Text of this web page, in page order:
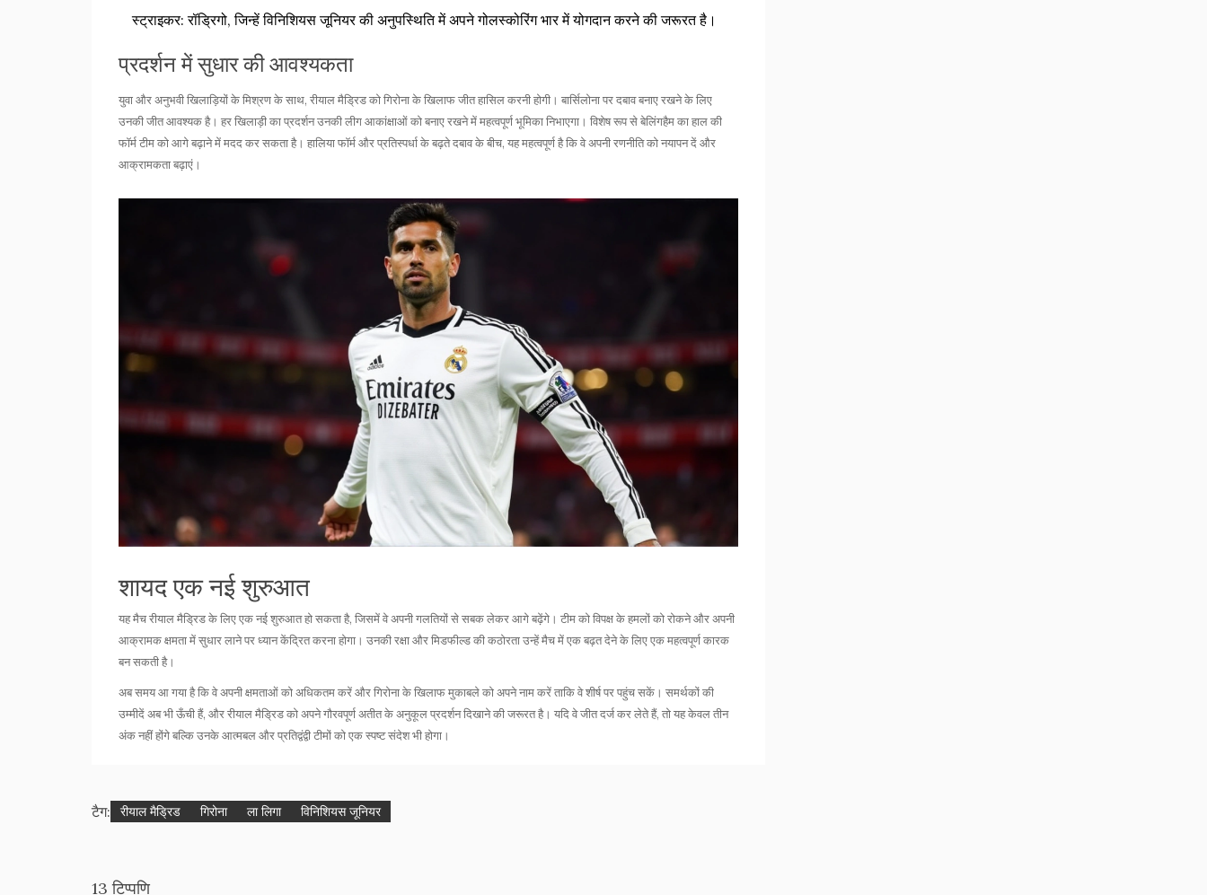
स्ट्राइकर: रॉड्रिगो, जिन्हें विनिशियस जूनियर की अनुपस्थिति में अपने गोलस्कोरिंग भार में योगदान करने की जरूरत है।
प्रदर्शन में सुधार की आवश्यकता
युवा और अनुभवी खिलाड़ियों के मिश्रण के साथ, रीयाल मैड्रिड को गिरोना के खिलाफ जीत हासिल करनी होगी। बार्सिलोना पर दबाव बनाए रखने के लिए
उनकी जीत आवश्यक है। हर खिलाड़ी का प्रदर्शन उनकी लीग आकांक्षाओं को बनाए रखने में महत्वपूर्ण भूमिका निभाएगा। विशेष रूप से बेलिंगहैम का हाल की
फॉर्म टीम को आगे बढ़ाने में मदद कर सकता है। हालिया फॉर्म और प्रतिस्पर्धा के बढ़ते दबाव के बीच, यह महत्वपूर्ण है कि वे अपनी रणनीति को नयापन दें और
आक्रामकता बढ़ाएं।
शायद एक नई शुरुआत
यह मैच रीयाल मैड्रिड के लिए एक नई शुरुआत हो सकता है, जिसमें वे अपनी गलतियों से सबक लेकर आगे बढ़ेंगे। टीम को विपक्ष के हमलों को रोकने और अपनी
आक्रामक क्षमता में सुधार लाने पर ध्यान केंद्रित करना होगा। उनकी रक्षा और मिडफील्ड की कठोरता उन्हें मैच में एक बढ़त देने के लिए एक महत्वपूर्ण कारक
बन सकती है।
अब समय आ गया है कि वे अपनी क्षमताओं को अधिकतम करें और गिरोना के खिलाफ मुकाबले को अपने नाम करें ताकि वे शीर्ष पर पहुंच सकें। समर्थकों की
उम्मीदें अब भी ऊँची हैं, और रीयाल मैड्रिड को अपने गौरवपूर्ण अतीत के अनुकूल प्रदर्शन दिखाने की जरूरत है। यदि वे जीत दर्ज कर लेते हैं, तो यह केवल तीन
अंक नहीं होंगे बल्कि उनके आत्मबल और प्रतिद्वंद्वी टीमों को एक स्पष्ट संदेश भी होगा।
टैग: रीयाल मैड्रिड गिरोना ला लिगा विनिशियस जूनियर
13 टिप्पणि